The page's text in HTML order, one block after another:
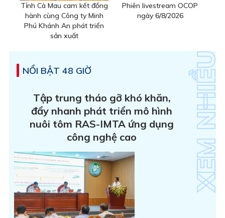
Tỉnh Cà Mau cam kết đồng
hành cùng Công ty Minh
Phú Khánh An phát triển
sản xuất
Phiên livestream OCOP
ngày 6/8/2026
NỔI BẬT 48 GIỜ
Tập trung tháo gỡ khó khăn,
đẩy nhanh phát triển mô hình
nuôi tôm RAS-IMTA ứng dụng
công nghệ cao